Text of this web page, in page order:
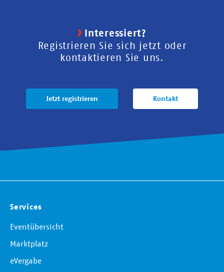
Interessiert?
Registrieren Sie sich jetzt oder
kontaktieren Sie uns.
Jetzt registrieren Kontakt
Services
Eventübersicht
Marktplatz
eVergabe